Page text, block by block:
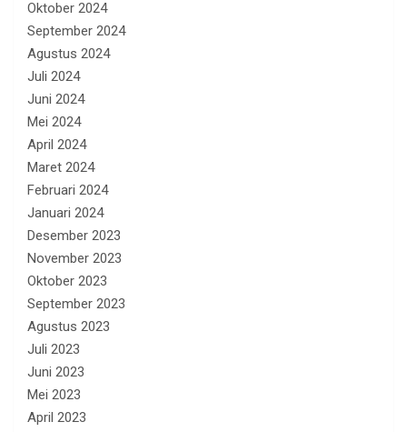
Oktober 2024
September 2024
Agustus 2024
Juli 2024
Juni 2024
Mei 2024
April 2024
Maret 2024
Februari 2024
Januari 2024
Desember 2023
November 2023
Oktober 2023
September 2023
Agustus 2023
Juli 2023
Juni 2023
Mei 2023
April 2023